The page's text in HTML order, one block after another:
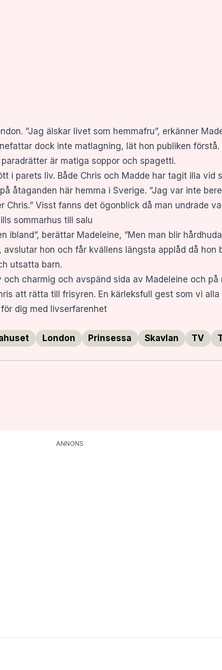
”Jag älskar livet som hemmafru”, erkänner
dock inte matlagning, lät hon publiken förstå.
paradrätter är matiga soppor och spagetti.
i parets liv. Både Chris och Madde har tagit illa vid
åtaganden här hemma i Sverige. ”Jag var inte
Chris.” Visst fanns det ögonblick då man undrade
sommarhus till salu
ibland”, berättar Madeleine, ”Men man blir
avslutar hon och får kvällens längsta applåd då hon
utsatta barn.
charmig och avspänd sida av Madeleine och
att rätta till frisyren. En kärleksfull gest som vi
för dig med livserfarenhet
London Prinsessa Skavlan TV
ANNONS